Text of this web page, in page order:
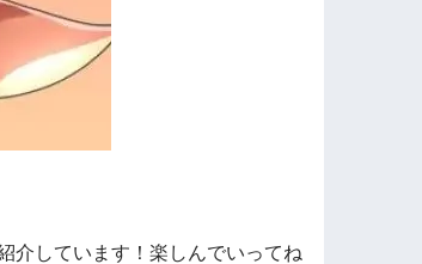
介しています！楽しんでいってね